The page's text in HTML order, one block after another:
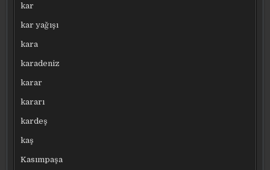
kar
kar yağışı
kara
karadeniz
karar
kararı
kardeş
kaş
Kasımpaşa